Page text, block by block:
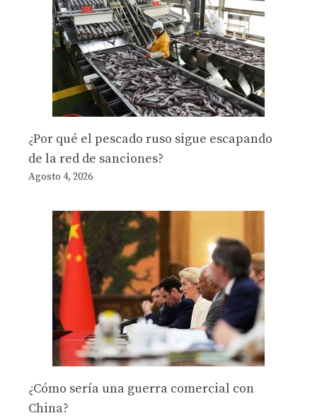
¿Por qué el pescado ruso sigue escapando
de la red de sanciones?
Agosto 4, 2026
¿Cómo sería una guerra comercial con
China?